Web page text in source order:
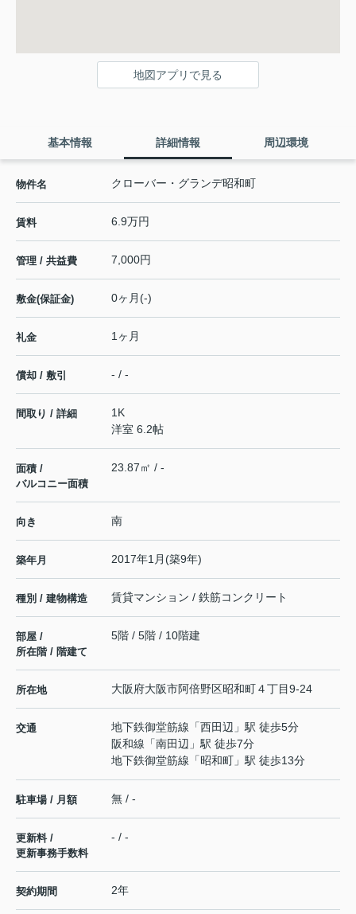
地図アプリで見る
基本情報 詳細情報 周辺環境
物件名 クローバー・グランデ昭和町
賃料 6.9万円
管理 / 共益費 7,000円
敷金(保証金) 0ヶ月(-)
礼金 1ヶ月
償却 / 敷引 - / -
間取り / 詳細
1K
洋室 6.2帖
面積 /
バルコニー面積
23.87㎡ / -
向き 南
築年月 2017年1月(築9年)
種別 / 建物構造 賃貸マンション / 鉄筋コンクリート
部屋 /
所在階 / 階建て
5階 / 5階 / 10階建
所在地 大阪府大阪市阿倍野区昭和町４丁目9-24
交通 地下鉄御堂筋線 「西田辺 」駅 徒歩5分
阪和線 「南田辺 」駅 徒歩7分
地下鉄御堂筋線 「昭和町 」駅 徒歩13分
駐車場 / 月額 無 / -
更新料 /
更新事務手数料
- / -
契約期間 2年